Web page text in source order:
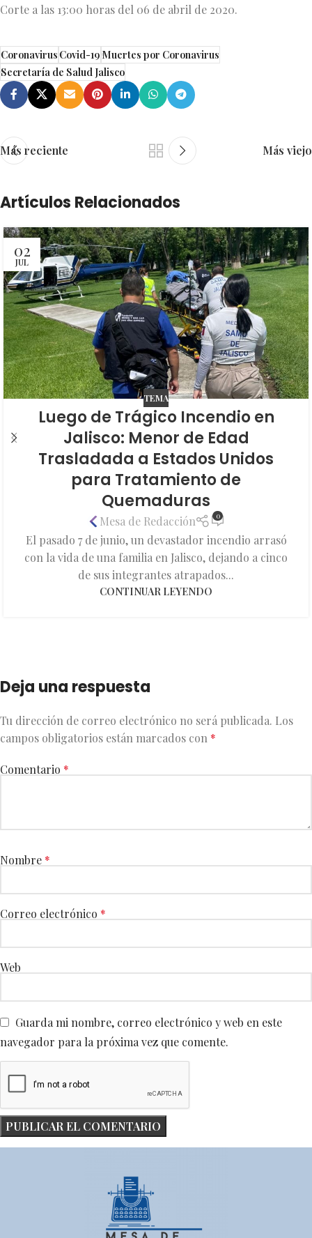
Corte a las 13:00 horas del 06 de abril de 2020.
CoronavirusCovid-19Muertes por Coronavirus
Secretaría de Salud Jalisco
Más reciente Más viejo
Artículos Relacionados
02
JUL
TEMA
Luego de Trágico Incendio en
Jalisco: Menor de Edad
Trasladada a Estados Unidos
para Tratamiento de
Quemaduras
Mesa de Redacción 0
El pasado 7 de junio, un devastador incendio arrasó
con la vida de una familia en Jalisco, dejando a cinco
de sus integrantes atrapados...
CONTINUAR LEYENDO
Deja una respuesta
Tu dirección de correo electrónico no será publicada. Los
campos obligatorios están marcados con *
Comentario *
Nombre *
Correo electrónico *
Web
Guarda mi nombre, correo electrónico y web en este
navegador para la próxima vez que comente.